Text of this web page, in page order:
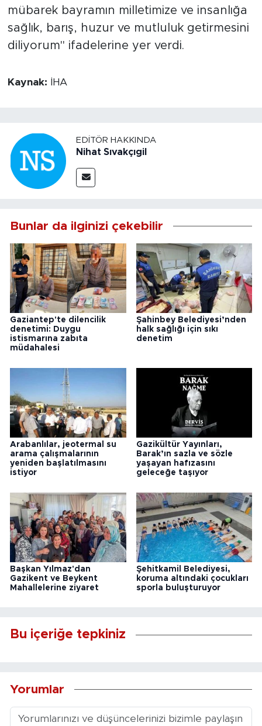
mübarek bayramın milletimize ve insanlığa
sağlık, barış, huzur ve mutluluk getirmesini
diliyorum" ifadelerine yer verdi.
Kaynak: İHA
EDITÖR HAKKINDA
Nihat Sıvakçıgil
Bunlar da ilginizi çekebilir
Gaziantep'te dilencilik
denetimi: Duygu
istismarına zabıta
müdahalesi
Şahinbey Belediyesi’nden
halk sağlığı için sıkı
denetim
Arabanlılar, jeotermal su
arama çalışmalarının
yeniden başlatılmasını
istiyor
Gazikültür Yayınları,
Barak’ın sazla ve sözle
yaşayan hafızasını
geleceğe taşıyor
Başkan Yılmaz'dan
Gazikent ve Beykent
Mahallelerine ziyaret
Şehitkamil Belediyesi,
koruma altındaki çocukları
sporla buluşturuyor
Bu içeriğe tepkiniz
Yorumlar